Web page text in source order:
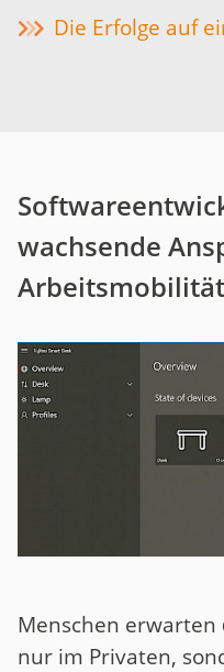
Die Erfolge auf
wachsende
Menschen erwarten
nur im Privaten,